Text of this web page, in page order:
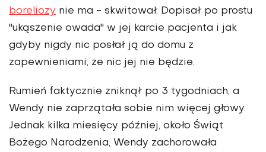
boreliozy nie ma - skwitował. Dopisał po prostu
"ukąszenie owada" w jej karcie pacjenta i jak
gdyby nigdy nic posłał ją do domu z
zapewnieniami, że nic jej nie będzie.
Rumień faktycznie zniknął po 3 tygodniach, a
Wendy nie zaprzątała sobie nim więcej głowy.
Jednak kilka miesięcy później, około Świąt
Bożego Narodzenia, Wendy zachorowała